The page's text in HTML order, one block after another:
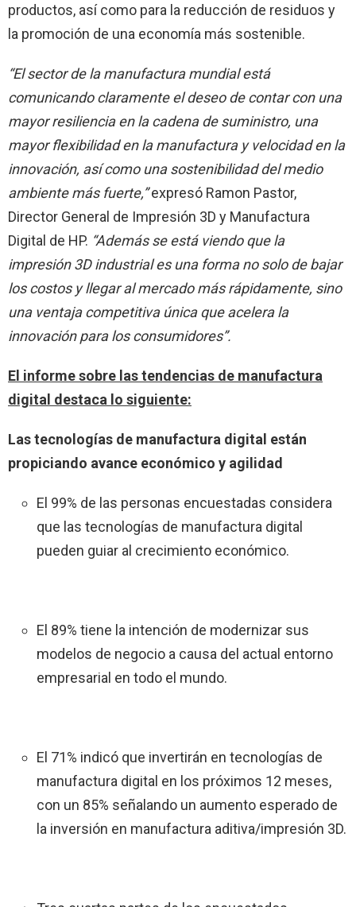
productos, así como para la reducción de residuos y
la promoción de una economía más sostenible.
“El sector de la manufactura mundial está
comunicando claramente el deseo de contar con una
mayor resiliencia en la cadena de suministro, una
mayor flexibilidad en la manufactura y velocidad en la
innovación, así como una sostenibilidad del medio
ambiente más fuerte,”expresó Ramon Pastor,
Director General de Impresión 3D y Manufactura
Digital de HP. “Además se está viendo que la
impresión 3D industrial es una forma no solo de bajar
los costos y llegar al mercado más rápidamente, sino
una ventaja competitiva única que acelera la
innovación para los consumidores”.
El informe sobre las tendencias de manufactura
digital destaca lo siguiente:
Las tecnologías de manufactura digital están
propiciando avance económico y agilidad
El 99% de las personas encuestadas considera
que las tecnologías de manufactura digital
pueden guiar al crecimiento económico.
El 89% tiene la intención de modernizar sus
modelos de negocio a causa del actual entorno
empresarial en todo el mundo.
El 71% indicó que invertirán en tecnologías de
manufactura digital en los próximos 12 meses,
con un 85% señalando un aumento esperado de
la inversión en manufactura aditiva/impresión 3D.